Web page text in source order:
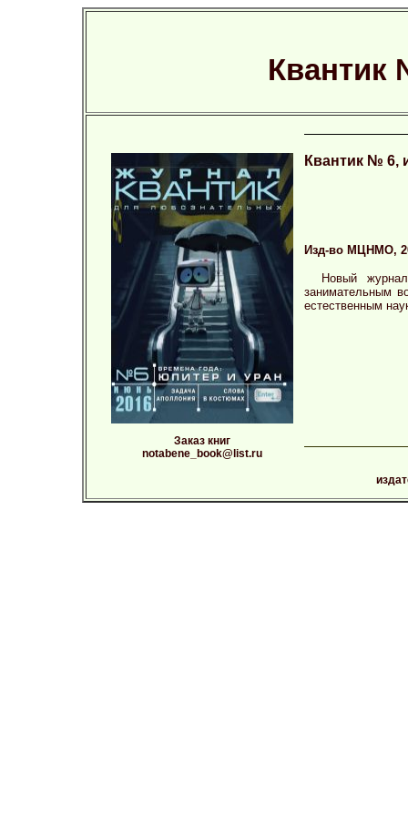
Квантик
Квантик № 6,
Изд-во МЦНМО,
Новый
занимательным
естественным
Заказ книг
notabene_book@list.ru